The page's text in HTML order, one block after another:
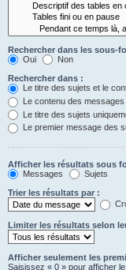
Rechercher dans les sous-
Oui
Non
Rechercher dans :
Le titre des sujets et le
Le contenu des messages
Le titre des sujets
Le premier message des
Afficher les résultats sous
Messages
Sujets
Trier les résultats par :
Limiter les résultats selon
Afficher seulement les
Saisissez « 0 » pour afficher